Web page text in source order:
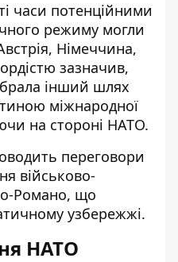
часи потенційними
режиму могли
Німеччина,
зазначив,
інший шлях
міжнародної
на стороні НАТО.
переговори
військово-
Романо, що
узбережжі.
НАТО